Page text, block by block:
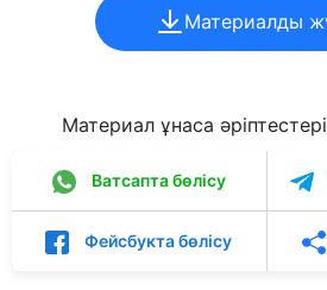
Материалды
Материал ұнаса
Ватсапта бөлісу
Фейсбукта бөлісу